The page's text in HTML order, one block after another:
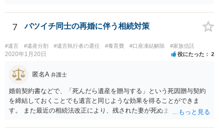
戸籍がどこにあるのかは関係ありません。 ただし、お父様が亡くなっ
たことを知ってから３か月以内に家庭裁判所にて「相続放棄」の手続
7 バツイチ同士の再婚に伴う相続対策
#遺言 #遺産分割 #遺言執行者の選任 #養育費 #口座凍結解除 #家族信託
2020年1月20日 役にたった 2
匿名A 弁護士
婚前契約書などで、「死んだら遺産を贈与する」という死因贈与契約
を締結しておくことでも遺言と同じような効果を得ることができま
す。 また最近の相続法改正により、残された妻が死ぬまで家に住み続
で、その制度を活用する方法も考えられます。 もし契約書の作成まで